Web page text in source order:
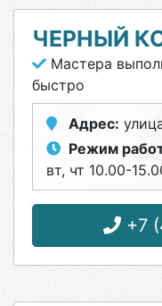
ЧЕРНЫЙ
Мастера
быстро
Адрес:
Режим
вт, чт 10.00-
+7